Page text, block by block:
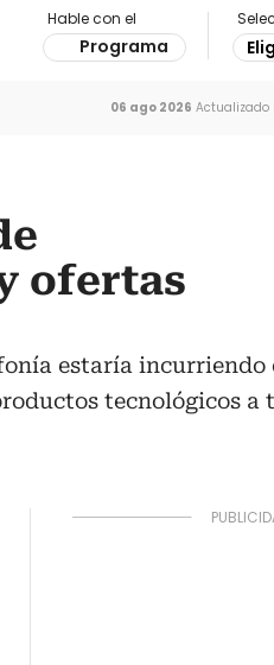
Hable con el
Programa
06 ago 2026 Actualizado
ofertas
estaría incurriendo
tecnológicos a